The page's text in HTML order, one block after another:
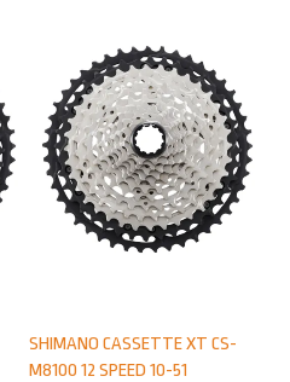
SHIMANO CASSETTE XT CS-
M8100 12 SPEED 10-51